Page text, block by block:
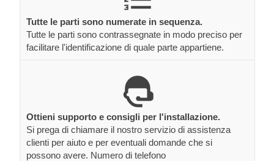
Tutte le parti sono numerate in sequenza.
Tutte le parti sono contrassegnate in modo preciso per
facilitare l'identificazione di quale parte appartiene.
Ottieni supporto e consigli per l'installazione.
Si prega di chiamare il nostro servizio di assistenza
clienti per aiuto e per eventuali domande che si
possono avere. Numero di telefono